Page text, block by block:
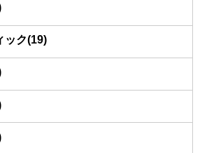
ック(19)